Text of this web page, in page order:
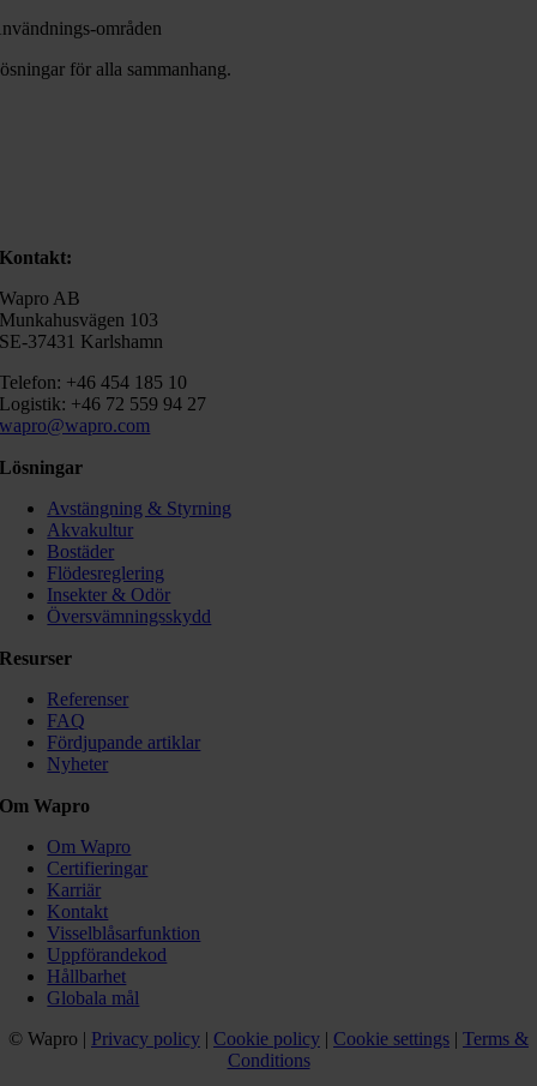
områden
för alla sammanhang.
Kontakt:
Wapro AB
Munkahusvägen 103
SE-37431 Karlshamn
Telefon: +46 454 185 10
Logistik: +46 72 559 94 27
wapro@wapro.com
Lösningar
Avstängning & Styrning
Akvakultur
Bostäder
Flödesreglering
Insekter & Odör
Översvämningsskydd
Resurser
Referenser
FAQ
Fördjupande artiklar
Nyheter
Om Wapro
Om Wapro
Certifieringar
Karriär
Kontakt
Visselblåsarfunktion
Uppförandekod
Hållbarhet
Globala mål
© Wapro | Privacy policy | Cookie policy | Cookie settings | Terms &
Conditions